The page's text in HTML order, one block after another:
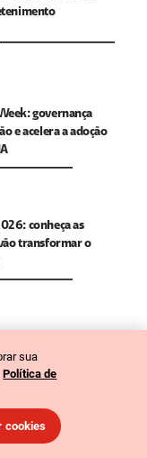
governança
e acelera a adoção
conheça as
transformar o
sua
Política de
cookies